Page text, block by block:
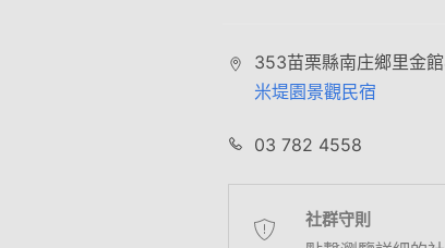
353苗栗縣南庄鄉里金
米堤園景觀民宿
03 782 4558
社群守則